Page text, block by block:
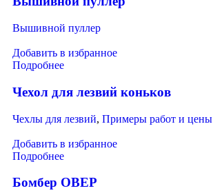
Вышивной пуллер
Добавить в избранное
Подробнее
Чехол для лезвий коньков
Чехлы для лезвий, Примеры работ и цены
Добавить в избранное
Подробнее
Бомбер ОВЕР